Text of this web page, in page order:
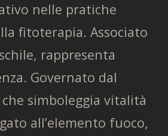
nelle pratiche
fitoterapia. Associato
rappresenta
Governato dal
simboleggia vitalità
all’elemento fuoco,